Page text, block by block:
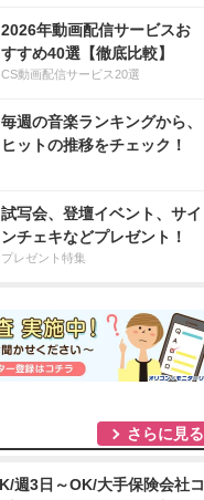
2026年動画配信サービスお
すすめ40選【徹底比較】
CS動画配信サービス20選
毎週の音楽ランキングから、
ヒットの推移をチェック！
試写会、登壇イベント、サイ
ンチェキなどプレゼント！
プレゼント特集
さらに見る
週3日～OK/大手保険会社コ